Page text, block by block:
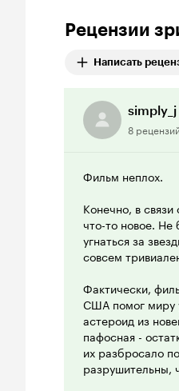
Рецензии
Написать
simply_j
8
Фильм неплох.
Конечно, в
что-то новое. Не
угнаться за
совсем
Фактически,
США помог миру
астероид из
пафосная -
их разбросало
разрушительны,